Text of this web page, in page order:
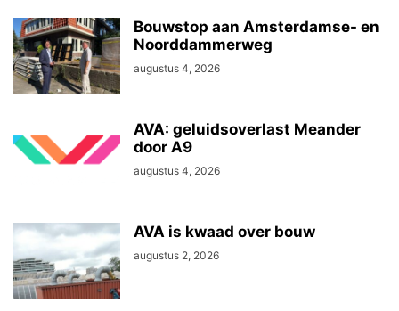
Bouwstop aan Amsterdamse- en
Noorddammerweg
augustus 4, 2026
AVA: geluidsoverlast Meander
door A9
augustus 4, 2026
AVA is kwaad over bouw
augustus 2, 2026